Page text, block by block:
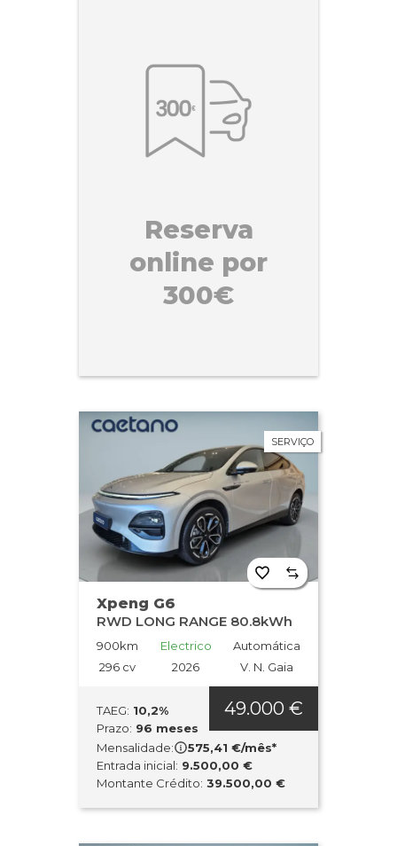
Reserva
online por
300€
SERVIÇO
Xpeng G6
RWD LONG RANGE 80.8kWh
900km
296 cv
Electrico
2026
Automática
V. N. Gaia
TAEG: 10,2%
Prazo: 96 meses
Mensalidade:
575,41 €/mês*
Entrada inicial: 9.500,00 €
Montante Crédito: 39.500,00 €
49.000 €